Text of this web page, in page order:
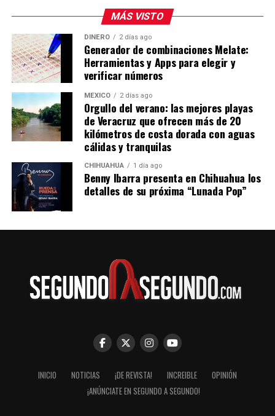
MÁS VISTO
DINERO 2 días ago
Generador de combinaciones Melate:
Herramientas y Apps para elegir y
verificar números
MÉXICO 2 días ago
Orgullo del verano: las mejores playas
de Veracruz que ofrecen más de 20
kilómetros de costa dorada con aguas
cálidas y tranquilas
CHIHUAHUA 1 día ago
Benny Ibarra presenta en Chihuahua los
detalles de su próxima “Lunada Pop”
INICIO NOTICIAS ¡DE REVISTA! INCREIBLE
OPINIÓN
¡ANÚNCIATE EN SEGUNDO A SEGUNDO!